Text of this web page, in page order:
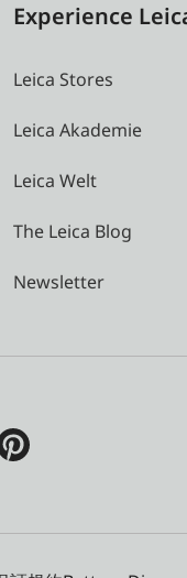
Experience
Leica Stores
Leica Akademie
Leica Welt
The Leica Blog
Newsletter